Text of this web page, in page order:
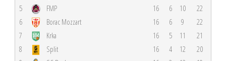
5
FMP 16 6 10
22
6
Borac Mozzart 16 6 9
22
7
Krka 16 5 11
21
8
Split 16 4 12
20